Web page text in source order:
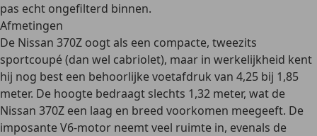
pas echt ongefilterd binnen.
Afmetingen
De Nissan 370Z oogt als een compacte, tweezits
sportcoupé (dan wel cabriolet), maar in werkelijkheid kent
hij nog best een behoorlijke voetafdruk van 4,25 bij 1,85
meter. De hoogte bedraagt slechts 1,32 meter, wat de
Nissan 370Z een laag en breed voorkomen meegeeft. De
imposante V6-motor neemt veel ruimte in, evenals de